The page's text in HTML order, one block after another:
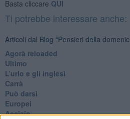
Basta cliccare QUI
Ti potrebbe interessare anche:
Articoli dal Blog “Pensieri della
​Agorà reloaded
Ultimo
​L’urlo e gli inglesi
Carrà
Può darsi
Europei
Acciaio